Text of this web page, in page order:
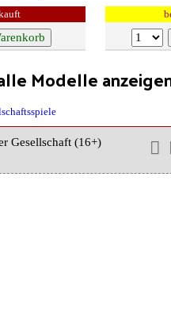
Modelle
Gesellschaft (16+)